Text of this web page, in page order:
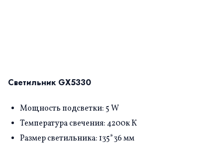
Светильник GX5330
Мощность подсветки: 5 W
Температура свечения: 4200к К
Размер светильника: 135*36 мм